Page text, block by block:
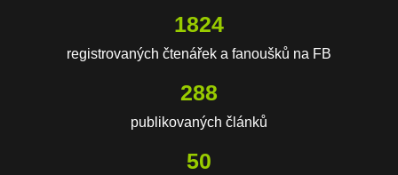
3819
registrovaných čtenářek a fanoušků na FB
603
publikovaných článků
106